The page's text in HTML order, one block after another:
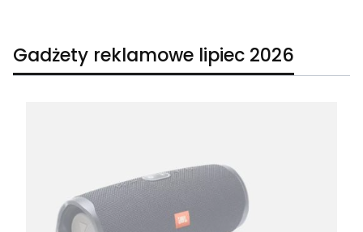
Gadżety reklamowe lipiec 2026